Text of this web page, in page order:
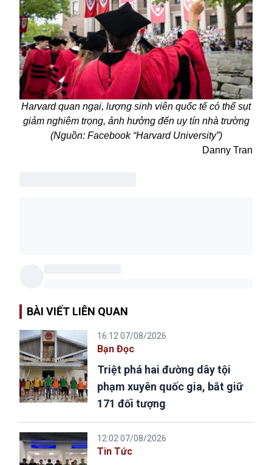
Harvard quan ngại, lượng sinh viên quốc tế có thể sụt
giảm nghiêm trọng, ảnh hưởng đến uy tín nhà trường
(Nguồn: Facebook “Harvard University”)
Danny Tran
BÀI VIẾT LIÊN QUAN
16:12 07/08/2026
Bạn Đọc
Triệt phá hai đường dây tội
phạm xuyên quốc gia, bắt giữ
171 đối tượng
12:02 07/08/2026
Tin Tức